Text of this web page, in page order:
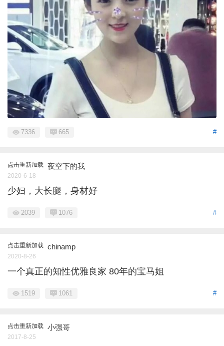
#
7336 665
点击重新加载 夜空下的我
2020-6-18
少妇，大长腿，身材好
#
2039 1076
点击重新加载 chinamp
2020-8-26
一个真正的知性优雅良家 80年的宝马姐
#
1519 1061
点击重新加载 小强哥
2017-8-25